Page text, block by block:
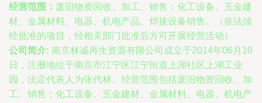
经营范围： 废旧物资回收、加工、销售；化工设备、五金建
材、金属材料、电器、机电产品、焊接设备销售。（依法须
经批准的项目，经相关部门批准后方可开展经营活动）
公司简介: 南京林诚再生资源有限公司成立于2014年06月10
日，注册地位于南京市江宁区江宁街道上湖社区上湖工业
园，法定代表人为张代林。经营范围包括废旧物资回收、加
工、销售；化工设备、五金建材、金属材料、电器、机电产